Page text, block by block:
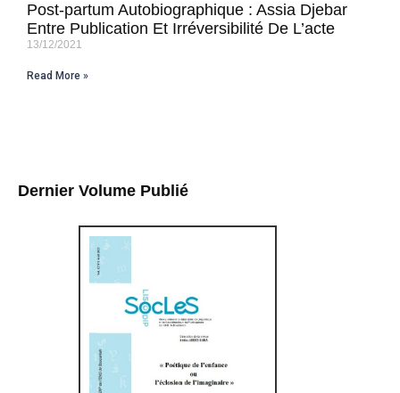
Dernier Volume Publié
Post-partum Autobiographique : Assia Djebar
Entre Publication Et Irréversibilité De L’acte
13/12/2021
Read More »